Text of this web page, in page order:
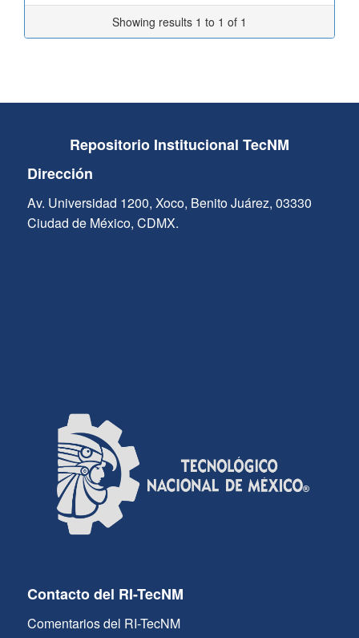
Showing results 1 to 1 of 1
Repositorio Institucional TecNM
Dirección
Av. Universidad 1200, Xoco, Benito Juárez, 03330
Ciudad de México, CDMX.
Contacto del RI-TecNM
Comentarios del RI-TecNM